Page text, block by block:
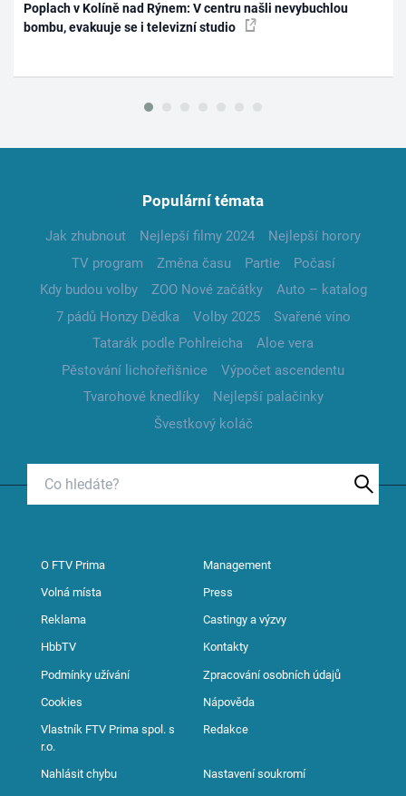
Poplach v Kolíně nad Rýnem: V centru našli nevybuchlou
bombu, evakuuje se i televizní studio
Populární témata
Jak zhubnout Nejlepší filmy 2024
Nejlepší horory
TV program
Změna času Partie
Počasí
Kdy budou volby
ZOO Nové začátky
Auto – katalog
7 pádů Honzy Dědka
Volby 2025
Svařené víno
Tatarák podle Pohlreicha
Aloe vera
Pěstování lichořeřišnice
Výpočet ascendentu
Tvarohové knedlíky
Nejlepší palačinky
Švestkový koláč
O FTV Prima Management
Volná místa Press
Reklama Castingy a výzvy
HbbTV Kontakty
Podmínky užívání Zpracování osobních údajů
Cookies Nápověda
Vlastník FTV Prima spol. s
r.o.
Redakce
Nahlásit chybu Nastavení soukromí